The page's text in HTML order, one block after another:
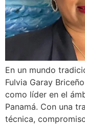
En un mundo
Fulvia Garay
como líder en el
Panamá. Con una
técnica,